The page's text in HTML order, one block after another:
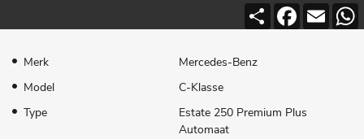
Deel Facebook
Email
Merk
Mercedes-Benz
Model
C-Klasse
Type
Estate 250 Premium Plus
Automaat